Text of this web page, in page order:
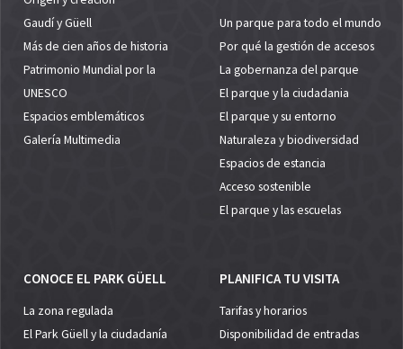
Gaudí y Güell
Más de cien años de historia
Patrimonio Mundial por la
UNESCO
Espacios emblemáticos
Galería Multimedia
Un parque para todo el mundo
Por qué la gestión de accesos
La gobernanza del parque
El parque y la ciudadania
El parque y su entorno
Naturaleza y biodiversidad
Espacios de estancia
Acceso sostenible
El parque y las escuelas
CONOCE EL PARK GÜELL
La zona regulada
El Park Güell y la ciudadanía
PLANIFICA TU VISITA
Tarifas y horarios
Disponibilidad de entradas